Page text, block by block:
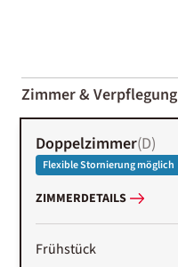
01-02
Zimmer & Verpflegung
Doppelzimmer(D)
Flexible Stornierung möglich
ZIMMERDETAILS
Frühstück